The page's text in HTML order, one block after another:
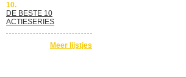
10.
DE BESTE 10
ACTIESERIES
Meer lijstjes